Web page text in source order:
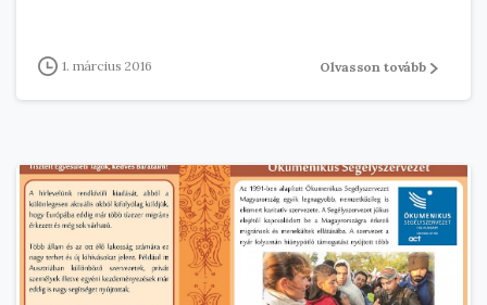
1. március 2016 Olvasson tovább